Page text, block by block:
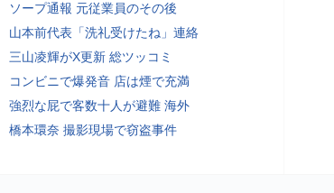
ソープ通報 元従業員のその後
山本前代表「洗礼受けたね」連絡
三山凌輝がX更新 総ツッコミ
コンビニで爆発音 店は煙で充満
強烈な屁で客数十人が避難 海外
橋本環奈 撮影現場で窃盗事件